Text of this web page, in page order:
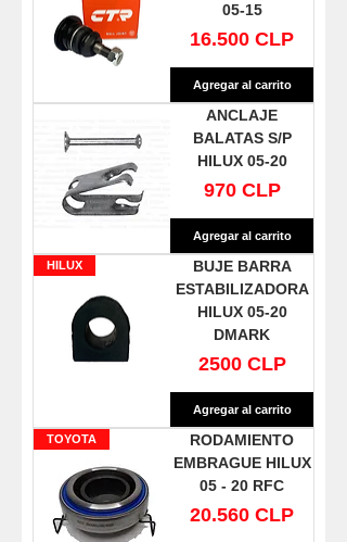
05-15
Precio
16.500 CLP
Agregar al carrito
ANCLAJE
BALATAS S/P
HILUX 05-20
Precio
970 CLP
Agregar al carrito
HILUX
BUJE BARRA
ESTABILIZADORA
HILUX 05-20
DMARK
Precio
2500 CLP
Agregar al carrito
TOYOTA
RODAMIENTO
EMBRAGUE HILUX
05 - 20 RFC
Precio
20.560 CLP